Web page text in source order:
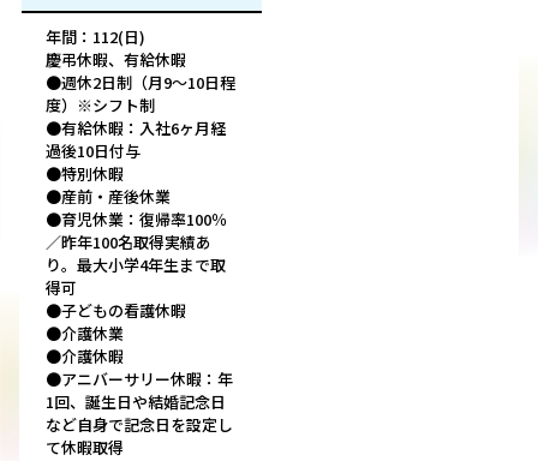
年間：112(日)
慶弔休暇、有給休暇
●週休2日制（月9〜10日程
度）※シフト制
●有給休暇：入社6ヶ月経
過後10日付与
●特別休暇
●産前・産後休業
●育児休業：復帰率100％
／昨年100名取得実績あ
り。最大小学4年生まで取
得可
●子どもの看護休暇
●介護休業
●介護休暇
●アニバーサリー休暇：年
1回、誕生日や結婚記念日
など自身で記念日を設定し
て休暇取得